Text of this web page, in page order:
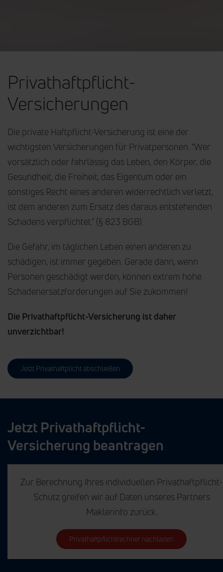
Privathaftpflicht-
Versicherungen
Die private Haftpflicht-Versicherung ist eine der
wichtigsten Versicherungen für Privatpersonen. "Wer
vorsätzlich oder fahrlässig das Leben, den Körper, die
Gesundheit, die Freiheit, das Eigentum oder ein
sonstiges Recht eines anderen widerrechtlich verletzt,
ist dem anderen zum Ersatz des daraus entstehenden
Schadens verpflichtet." (§ 823 BGB).
Die Gefahr, im täglichen Leben einen anderen zu
schädigen, ist immer gegeben. Gerade dann, wenn
Personen geschädigt werden, können extrem hohe
Schadenersatzforderungen auf Sie zukommen!
Die Privathaftpflicht-Versicherung ist daher
unverzichtbar!
Jetzt Privathaftplicht abschließen
Jetzt Privathaftpflicht-
Versicherung beantragen
Zur Berechnung Ihres individuellen Privathaftpflicht-
Schutz greifen wir auf Daten unseres Partners
Maklerinfo zurück.
Privathaftpflichtrechner nachladen